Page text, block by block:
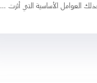
العوامل الأساسية التي أثرت ...